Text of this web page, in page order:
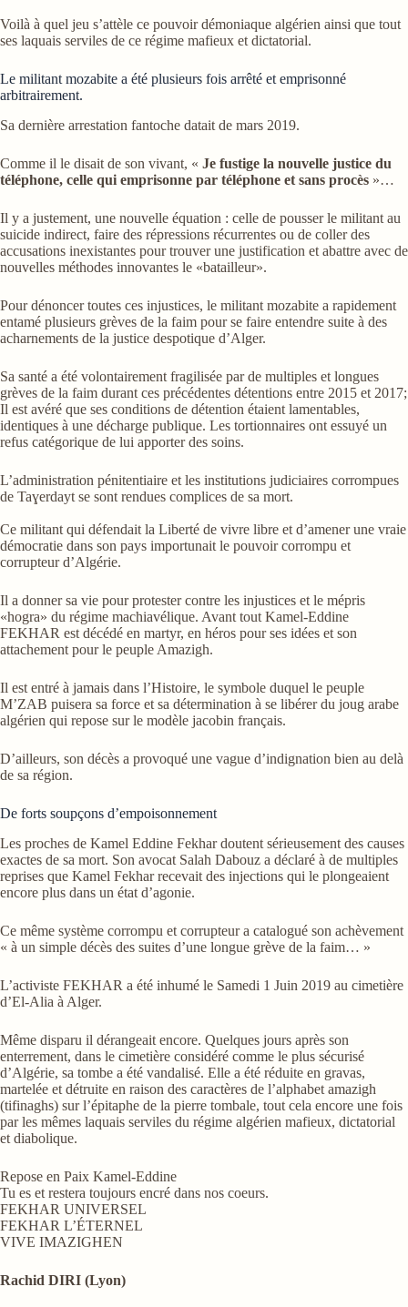
Voilà à quel jeu s’attèle ce pouvoir démoniaque algérien ainsi que tout
ses laquais serviles de ce régime mafieux et dictatorial.
Le militant mozabite a été plusieurs fois arrêté et emprisonné
arbitrairement.
Sa dernière arrestation fantoche datait de mars 2019.
Comme il le disait de son vivant, « Je fustige la nouvelle justice du
téléphone, celle qui emprisonne par téléphone et sans procès »…
Il y a justement, une nouvelle équation : celle de pousser le militant au
suicide indirect, faire des répressions récurrentes ou de coller des
accusations inexistantes pour trouver une justification et abattre avec de
nouvelles méthodes innovantes le «batailleur».
Pour dénoncer toutes ces injustices, le militant mozabite a rapidement
entamé plusieurs grèves de la faim pour se faire entendre suite à des
acharnements de la justice despotique d’Alger.
Sa santé a été volontairement fragilisée par de multiples et longues
grèves de la faim durant ces précédentes détentions entre 2015 et 2017;
Il est avéré que ses conditions de détention étaient lamentables,
identiques à une décharge publique. Les tortionnaires ont essuyé un
refus catégorique de lui apporter des soins.
L’administration pénitentiaire et les institutions judiciaires corrompues
de Taɣerdayt se sont rendues complices de sa mort.
Ce militant qui défendait la Liberté de vivre libre et d’amener une vraie
démocratie dans son pays importunait le pouvoir corrompu et
corrupteur d’Algérie.
Il a donner sa vie pour protester contre les injustices et le mépris
«hogra» du régime machiavélique. Avant tout Kamel-Eddine
FEKHAR est décédé en martyr, en héros pour ses idées et son
attachement pour le peuple Amazigh.
Il est entré à jamais dans l’Histoire, le symbole duquel le peuple
M’ZAB puisera sa force et sa détermination à se libérer du joug arabe
algérien qui repose sur le modèle jacobin français.
D’ailleurs, son décès a provoqué une vague d’indignation bien au delà
de sa région.
De forts soupçons d’empoisonnement
Les proches de Kamel Eddine Fekhar doutent sérieusement des causes
exactes de sa mort. Son avocat Salah Dabouz a déclaré à de multiples
reprises que Kamel Fekhar recevait des injections qui le plongeaient
encore plus dans un état d’agonie.
Ce même système corrompu et corrupteur a catalogué son achèvement
« à un simple décès des suites d’une longue grève de la faim… »
L’activiste FEKHAR a été inhumé le Samedi 1 Juin 2019 au cimetière
d’El-Alia à Alger.
Même disparu il dérangeait encore. Quelques jours après son
enterrement, dans le cimetière considéré comme le plus sécurisé
d’Algérie, sa tombe a été vandalisé. Elle a été réduite en gravas,
martelée et détruite en raison des caractères de l’alphabet amazigh
(tifinaghs) sur l’épitaphe de la pierre tombale, tout cela encore une fois
par les mêmes laquais serviles du régime algérien mafieux, dictatorial
et diabolique.
Repose en Paix Kamel-Eddine
Tu es et restera toujours encré dans nos coeurs.
FEKHAR UNIVERSEL
FEKHAR L’ÉTERNEL
VIVE IMAZIGHEN
Rachid DIRI (Lyon)